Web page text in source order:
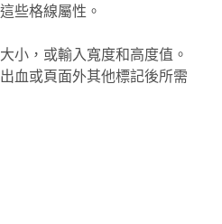
些格線屬性。
小，或輸入寬度和高度值。
血或頁面外其他標記後所需